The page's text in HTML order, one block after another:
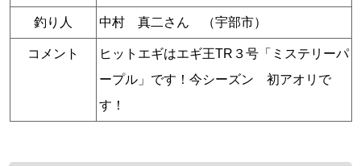
釣り人 中村 真二さん （宇部市）
コメント
ヒットエギはエギ王TR３号「ミステリーパ
ープル」です！今シーズン 初アオリで
す！